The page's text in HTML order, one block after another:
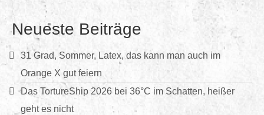
Neueste Beiträge
31 Grad, Sommer, Latex, das kann man auch im
Orange X gut feiern
Das TortureShip 2026 bei 36°C im Schatten, heißer
geht es nicht